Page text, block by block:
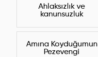
Ahlaksızlık ve
kanunsuzluk
Amına Koyduğumun
Pezevengi